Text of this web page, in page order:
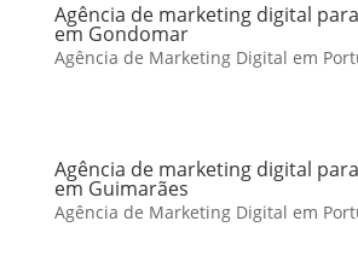
Agência de marketing digital
em Gondomar
Agência de Marketing Digital em
Agência de marketing digital
em Guimarães
Agência de Marketing Digital em